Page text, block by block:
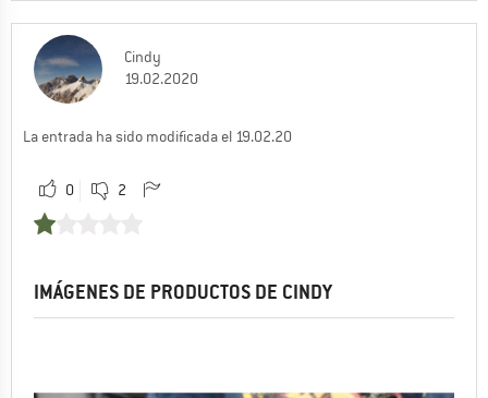
Cindy
19.02.2020
La entrada ha sido modificada el 19.02.20
0 2
IMÁGENES DE PRODUCTOS DE CINDY